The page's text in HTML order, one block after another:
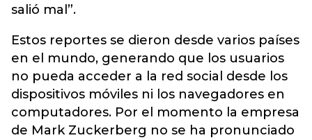
salió mal”.
Estos reportes se dieron desde varios países
en el mundo, generando que los usuarios
no pueda acceder a la red social desde los
dispositivos móviles ni los navegadores en
computadores. Por el momento la empresa
de Mark Zuckerberg no se ha pronunciado